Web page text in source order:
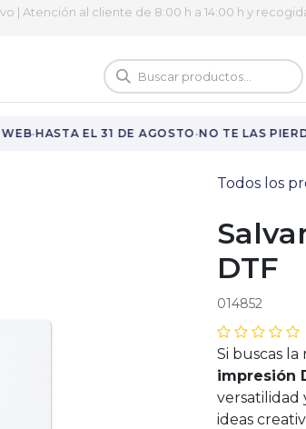
| Atención al cliente de 8:00 h a 14:00 h y
Vuelta al cole
·HASTA EL 31 DE AGOSTO·NO TE LAS
Todos los
DTF
014852
Si buscas
impresión
versatilidad
ideas